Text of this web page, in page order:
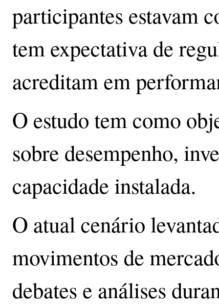
participantes estavam
tem expectativa de
acreditam em
O estudo tem como
sobre desempenho,
capacidade instalada.
O atual cenário
movimentos de
debates e análises